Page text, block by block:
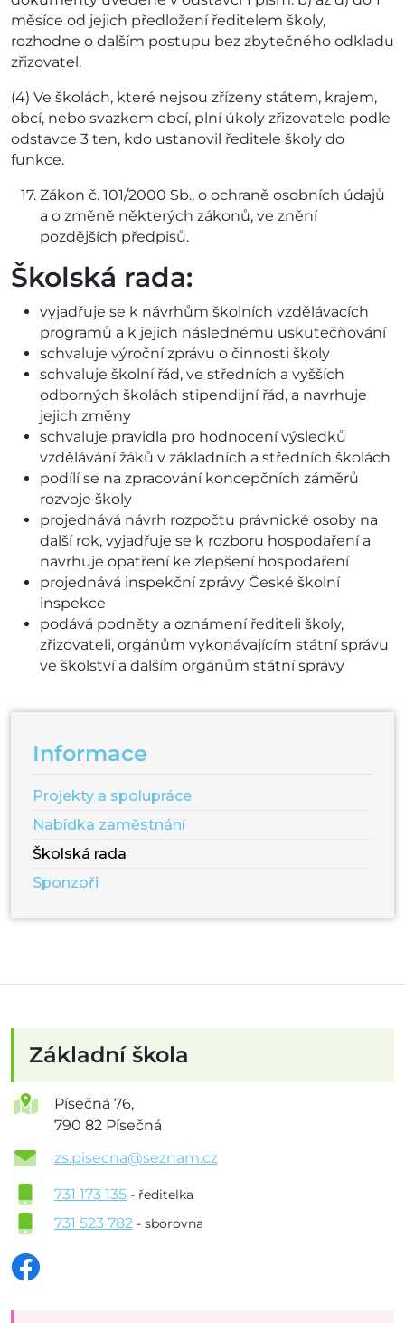
měsíce od jejich předložení ředitelem školy,
rozhodne o dalším postupu bez zbytečného odkladu
zřizovatel.
(4) Ve školách, které nejsou zřízeny státem, krajem,
obcí, nebo svazkem obcí, plní úkoly zřizovatele podle
odstavce 3 ten, kdo ustanovil ředitele školy do
funkce.
Zákon č. 101/2000 Sb., o ochraně osobních údajů
a o změně některých zákonů, ve znění
pozdějších předpisů.
Školská rada:
vyjadřuje se k návrhům školních vzdělávacích
programů a k jejich následnému uskutečňování
schvaluje výroční zprávu o činnosti školy
schvaluje školní řád, ve středních a vyšších
odborných školách stipendijní řád, a navrhuje
jejich změny
schvaluje pravidla pro hodnocení výsledků
vzdělávání žáků v základních a středních školách
podílí se na zpracování koncepčních záměrů
rozvoje školy
projednává návrh rozpočtu právnické osoby na
další rok, vyjadřuje se k rozboru hospodaření a
navrhuje opatření ke zlepšení hospodaření
projednává inspekční zprávy České školní
inspekce
podává podněty a oznámení řediteli školy,
zřizovateli, orgánům vykonávajícím státní správu
ve školství a dalším orgánům státní správy
Informace
Projekty a spolupráce
Nabídka zaměstnání
Školská rada
Sponzoři
Základní škola
Písečná 76,
790 82 Písečná
zs.pisecna@seznam.cz
731 173 135 - ředitelka
731 523 782 - sborovna